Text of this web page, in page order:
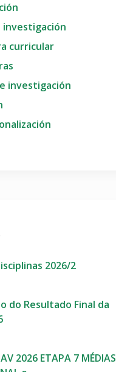
investigación
curricular
investigación
2026/2
do Resultado Final da
2026 ETAPA 7 MÉDIAS